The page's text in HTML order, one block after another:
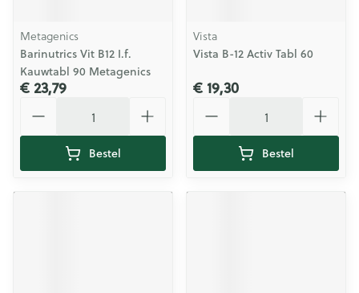
Metagenics
Barinutrics Vit B12 I.f.
Kauwtabl 90 Metagenics
€ 23,79
Bestel
Vista
Vista B-12 Activ Tabl 60
€ 19,30
Bestel